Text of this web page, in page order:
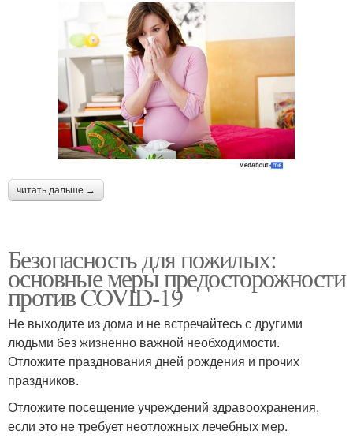
читать дальше →
Безопасность для пожилых:
основные меры предосторожности
против COVID-19
Не выходите из дома и не встречайтесь с другими
людьми без жизненно важной необходимости.
Отложите празднования дней рождения и прочих
праздников.
Отложите посещение учреждений здравоохранения,
если это не требует неотложных лечебных мер.